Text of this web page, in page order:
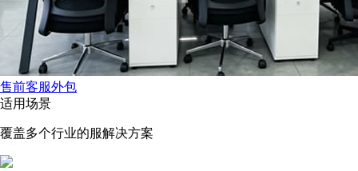
售前客服外包
适用场景
覆盖多个行业的服解决方案